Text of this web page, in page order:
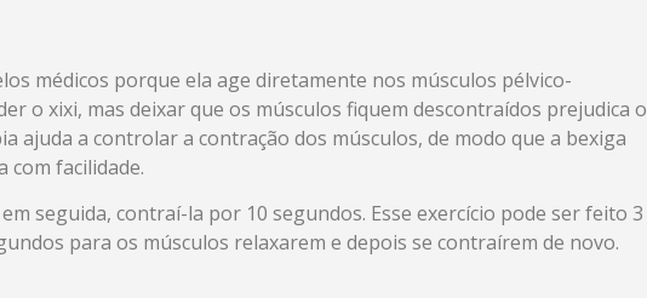
médicos porque ela age diretamente nos músculos pélvico-
o xixi, mas deixar que os músculos fiquem descontraídos prejudica o
ajuda a controlar a contração dos músculos, de modo que a bexiga
com facilidade.
seguida, contraí-la por 10 segundos. Esse exercício pode ser feito 3
para os músculos relaxarem e depois se contraírem de novo.